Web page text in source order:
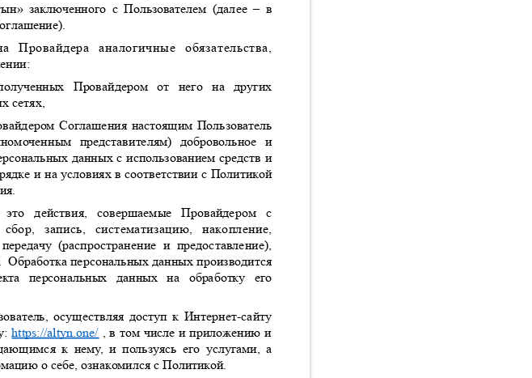
»заключенного с Пользователем(далее– в
).
Провайдера аналогичные обязательства
:
Провайдером от него на других
сетях
Соглашения настоящим Пользователь
представителям) добровольное и
данных с использованием средств и
и на условиях в соответствии с Политикой
это действия ,совершаемые Провайдером с
,запись ,систематизацию ,накопление
передачу(распространение и предоставление),
.Обработка персональных данных производится
персональных данных на обработку его
,осуществляя доступ к Интернет-сайту
:https://altyn.one/ ,в том числе и приложению и
к нему,и пользуясь его услугами,а
о себе ,ознакомился с Политикой.